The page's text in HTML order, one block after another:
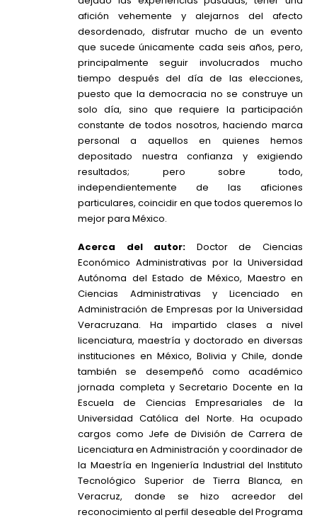
afición vehemente y alejarnos del afecto
desordenado, disfrutar mucho de un evento
que sucede únicamente cada seis años, pero,
principalmente seguir involucrados mucho
tiempo después del día de las elecciones,
puesto que la democracia no se construye un
solo día, sino que requiere la participación
constante de todos nosotros, haciendo marca
personal a aquellos en quienes hemos
depositado nuestra confianza y exigiendo
resultados; pero sobre todo,
independientemente de las aficiones
particulares, coincidir en que todos queremos lo
mejor para México.
Acerca del autor: Doctor de Ciencias
Económico Administrativas por la Universidad
Autónoma del Estado de México, Maestro en
Ciencias Administrativas y Licenciado en
Administración de Empresas por la Universidad
Veracruzana. Ha impartido clases a nivel
licenciatura, maestría y doctorado en diversas
instituciones en México, Bolivia y Chile, donde
también se desempeñó como académico
jornada completa y Secretario Docente en la
Escuela de Ciencias Empresariales de la
Universidad Católica del Norte. Ha ocupado
cargos como Jefe de División de Carrera de
Licenciatura en Administración y coordinador de
la Maestría en Ingeniería Industrial del Instituto
Tecnológico Superior de Tierra Blanca, en
Veracruz, donde se hizo acreedor del
reconocimiento al perfil deseable del Programa